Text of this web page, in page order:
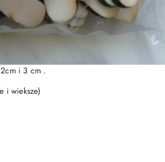
2cm i 3 cm .
i wieksze)